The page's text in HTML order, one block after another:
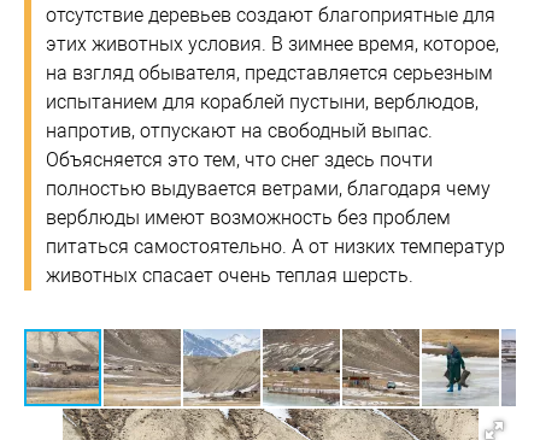
отсутствие деревьев создают благоприятные для
этих животных условия. В зимнее время, которое,
на взгляд обывателя, представляется серьезным
испытанием для кораблей пустыни, верблюдов,
напротив, отпускают на свободный выпас.
Объясняется это тем, что снег здесь почти
полностью выдувается ветрами, благодаря чему
верблюды имеют возможность без проблем
питаться самостоятельно. А от низких температур
животных спасает очень теплая шерсть.